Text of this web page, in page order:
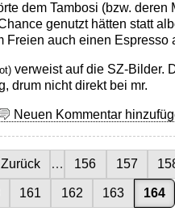
dem Tambosi (bzw. deren
genutzt hätten statt
Freien auch einen Espresso
verweist auf die SZ-Bilder.
drum nicht direkt bei mr.
Neuen Kommentar
Seite
Zurück … Seite
156 Seite
157
Seite
161 Seite
162 Seite
163 164